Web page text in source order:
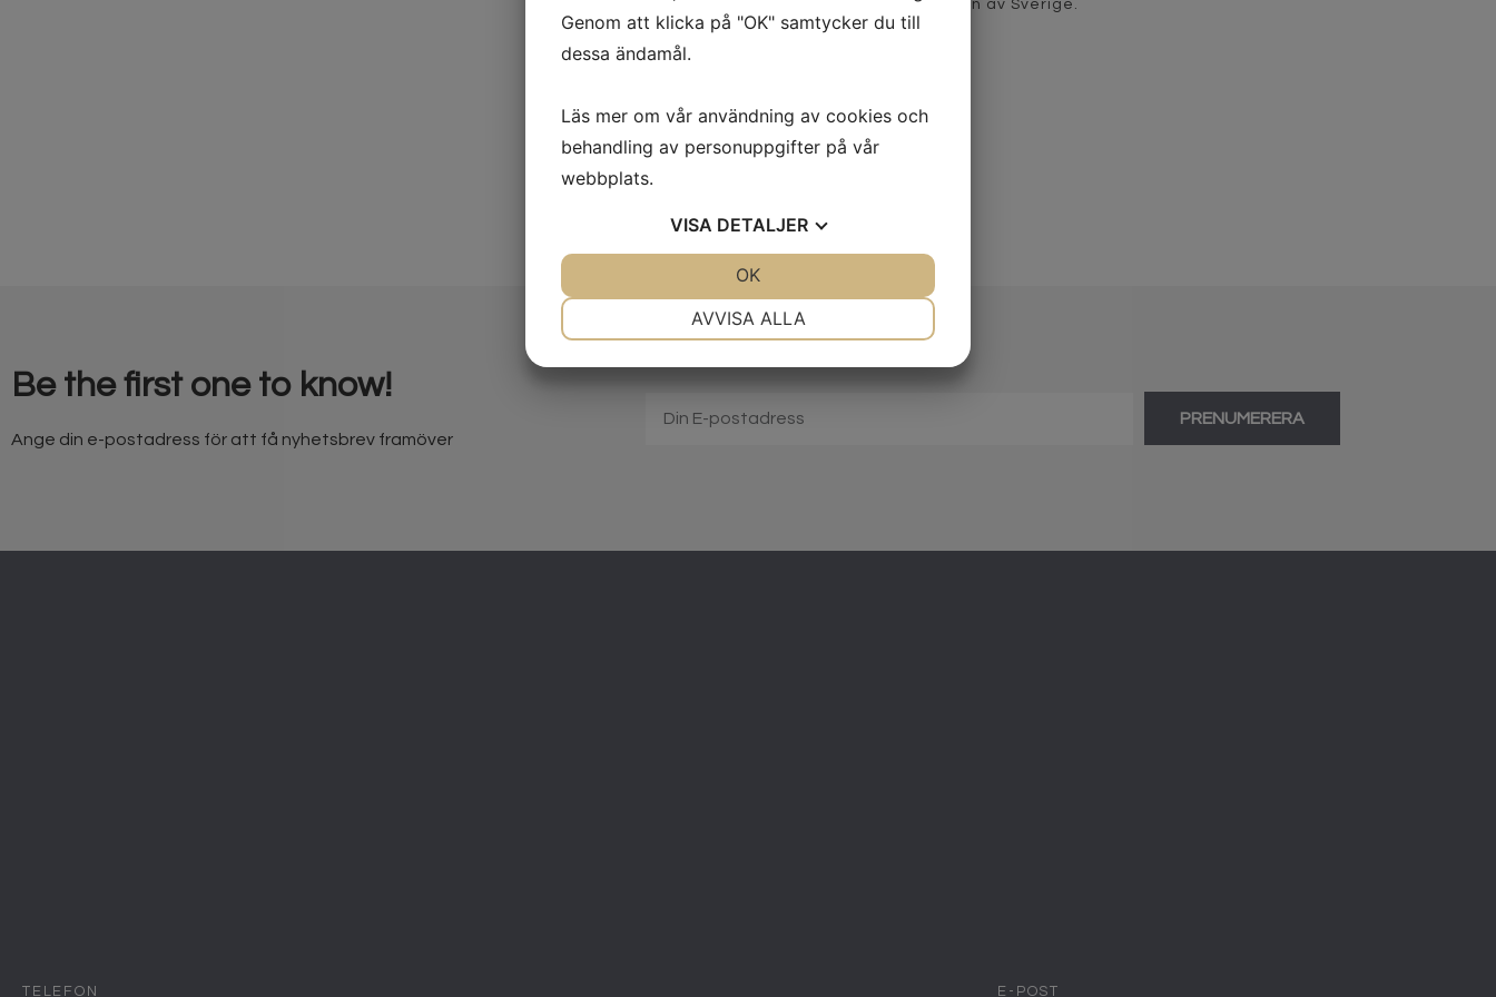
beställningsvara till resten av Sverige.
Be the first one to know!
Ange din e-postadress för att få nyhetsbrev framöver
PRENUMERERA
TELEFON E-POST
Genom att klicka på "OK" samtycker du till
dessa ändamål.
Läs mer om vår användning av cookies och
behandling av personuppgifter på vår
webbplats.
VISA DETALJER
AVVISA ALLA
OK